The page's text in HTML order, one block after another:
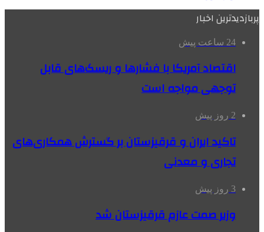
پربازدیدترین اخبار
24 ساعت پیش
اقتصاد آمریکا با فشارها و ریسک‌های قابل
توجهی مواجه است
2 روز پیش
تاکید ایران و قرقیزستان بر گسترش همکاری‌های
تجاری و معدنی
3 روز پیش
وزیر صمت عازم قرقیزستان شد